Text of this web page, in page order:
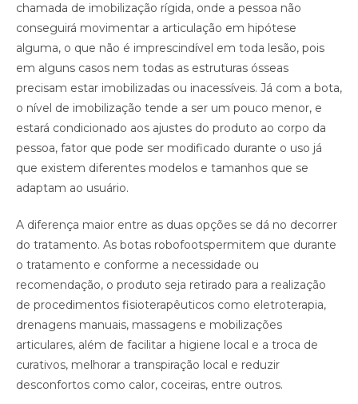
chamada de imobilização rígida, onde a pessoa não
conseguirá movimentar a articulação em hipótese
alguma, o que não é imprescindível em toda lesão, pois
em alguns casos nem todas as estruturas ósseas
precisam estar imobilizadas ou inacessíveis. Já com a bota,
o nível de imobilização tende a ser um pouco menor, e
estará condicionado aos ajustes do produto ao corpo da
pessoa, fator que pode ser modificado durante o uso já
que existem diferentes modelos e tamanhos que se
adaptam ao usuário.
A diferença maior entre as duas opções se dá no decorrer
do tratamento. As botas robofootspermitem que durante
o tratamento e conforme a necessidade ou
recomendação, o produto seja retirado para a realização
de procedimentos fisioterapêuticos como eletroterapia,
drenagens manuais, massagens e mobilizações
articulares, além de facilitar a higiene local e a troca de
curativos, melhorar a transpiração local e reduzir
desconfortos como calor, coceiras, entre outros.